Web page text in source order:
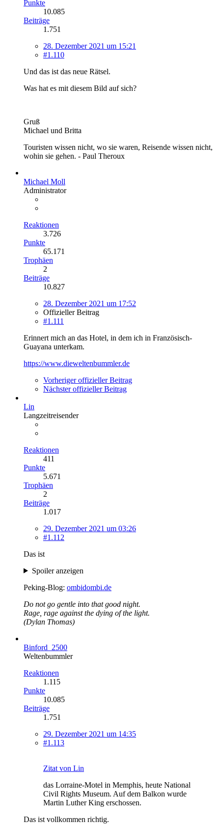
Punkte
10.085
Beiträge
1.751
28. Dezember 2021 um 15:21
#1.110
Und das ist das neue Rätsel.
Was hat es mit diesem Bild auf sich?
Gruß
Michael und Britta
Touristen wissen nicht, wo sie waren, Reisende wissen nicht,
wohin sie gehen. - Paul Theroux
Michael Moll
Administrator
Reaktionen
3.726
Punkte
65.171
Trophäen
2
Beiträge
10.827
28. Dezember 2021 um 17:52
Offizieller Beitrag
#1.111
Erinnert mich an das Hotel, in dem ich in Französisch-
Guayana unterkam.
https://www.dieweltenbummler.de
Vorheriger offizieller Beitrag
Nächster offizieller Beitrag
Lin
Langzeitreisender
Reaktionen
411
Punkte
5.671
Trophäen
2
Beiträge
1.017
29. Dezember 2021 um 03:26
#1.112
Das ist
Spoiler anzeigen
Peking-Blog: ombidombi.de
Do not go gentle into that good night.
Rage, rage against the dying of the light.
(Dylan Thomas)
Binford_2500
Weltenbummler
Reaktionen
1.115
Punkte
10.085
Beiträge
1.751
29. Dezember 2021 um 14:35
#1.113
Zitat von Lin
das Lorraine-Motel in Memphis, heute National
Civil Rights Museum. Auf dem Balkon wurde
Martin Luther King erschossen.
Das ist vollkommen richtig.